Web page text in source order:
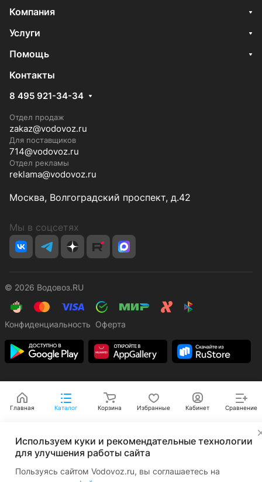
Компания
Услуги
Помощь
Контакты
8 495 921-34-34
Отдел продаж
zakaz@vodovoz.ru
Для поставщиков
714@vodovoz.ru
Отдел рекламы
reklama@vodovoz.ru
Москва, Волгоградский проспект, д.42
Мы в соцсетях
© 2026 Водовоз.RU
Конфиденциальность Оферта
Главная Каталог Корзина Избранные Кабинет Сравнение
Используем куки и рекомендательные технологии
для улучшения работы сайта
Пользуясь сайтом Vodovoz.ru, вы соглашаетесь на